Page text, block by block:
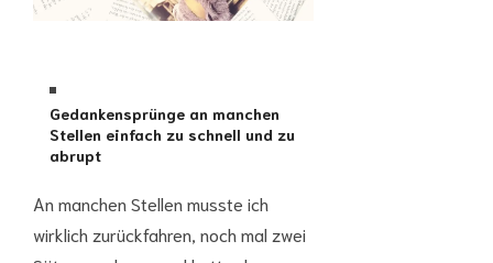
Gedankensprünge an manchen
Stellen einfach zu schnell und zu
abrupt
An manchen Stellen musste ich
wirklich zurückfahren, noch mal zwei